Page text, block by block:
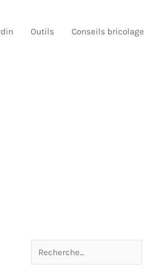
Outils Conseils bricolage